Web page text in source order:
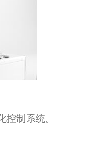
制系统。